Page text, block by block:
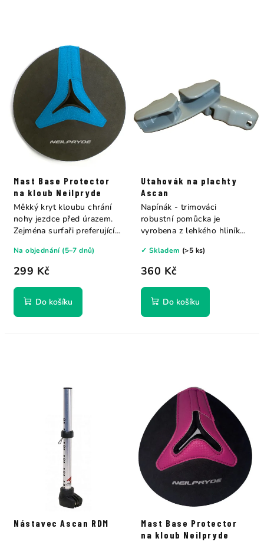
Mast Base Protector
na kloub Neilpryde
299 Kč
Na objednání (5–7 dnů)
Do košíku
Měkký kryt kloubu chrání
nohy jezdce před úrazem.
Zejména surfaři preferující
Utahovák na plachty
Ascan
360 Kč
✓ Skladem (>5 ks)
Do košíku
Napínák - trimováci
robustní pomůcka je
vyrobena z lehkého hliníku
Nástavec Ascan RDM
Mast Base Protector
na kloub Neilpryde